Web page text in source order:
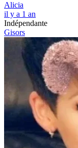
Alicia
il y a 1 an
Indépendante
Gisors